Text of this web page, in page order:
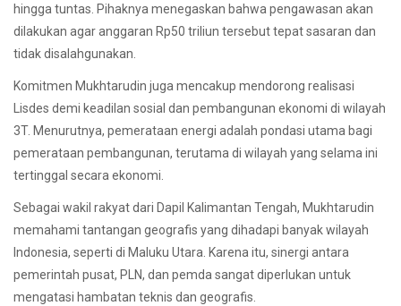
hingga tuntas. Pihaknya menegaskan bahwa pengawasan akan
dilakukan agar anggaran Rp50 triliun tersebut tepat sasaran dan
tidak disalahgunakan.
Komitmen Mukhtarudin juga mencakup mendorong realisasi
Lisdes demi keadilan sosial dan pembangunan ekonomi di wilayah
3T. Menurutnya, pemerataan energi adalah pondasi utama bagi
pemerataan pembangunan, terutama di wilayah yang selama ini
tertinggal secara ekonomi.
Sebagai wakil rakyat dari Dapil Kalimantan Tengah, Mukhtarudin
memahami tantangan geografis yang dihadapi banyak wilayah
Indonesia, seperti di Maluku Utara. Karena itu, sinergi antara
pemerintah pusat, PLN, dan pemda sangat diperlukan untuk
mengatasi hambatan teknis dan geografis.